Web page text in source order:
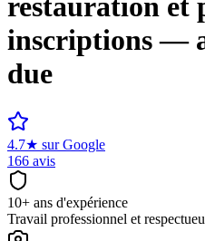
restauration et
inscriptions —
due
4.7★ sur Google
166 avis
10+ ans d'expérience
Travail professionnel et